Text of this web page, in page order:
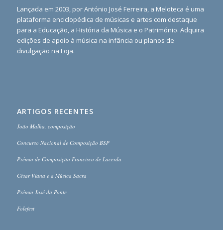
Lançada em 2003, por António José Ferreira, a Meloteca é uma
plataforma enciclopédica de músicas e artes com destaque
para a Educação, a História da Música e o Património. Adquira
edições de apoio à música na infância ou planos de
divulgação na Loja.
ARTIGOS RECENTES
João Malha, composição
Concurso Nacional de Composição BSP
Prémio de Composição Francisco de Lacerda
César Viana e a Música Sacra
Prémio José da Ponte
Folefest